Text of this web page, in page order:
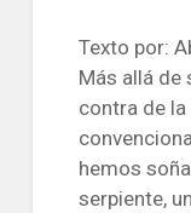
Texto por:
Más allá de
contra de
hemos
serpiente,